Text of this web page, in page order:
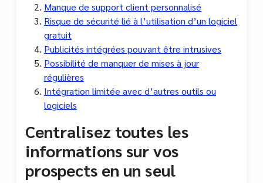
Manque de support client personnalisé
Risque de sécurité lié à l’utilisation d’un logiciel
gratuit
Publicités intégrées pouvant être intrusives
Possibilité de manquer de mises à jour
régulières
Intégration limitée avec d’autres outils ou
logiciels
Centralisez toutes les
informations sur vos
prospects en un seul